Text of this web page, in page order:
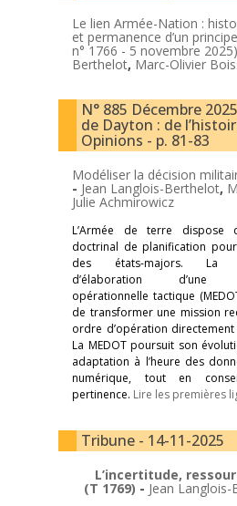
Le lien Armée-Nation :
et permanence d’un
n° 1766 - 5 novembre
Berthelot, Marc-Olivier
N° 885 Décembre
de Dayton : de
Opinions - p. 81-83
Modéliser la décision
- Jean Langlois-Berthelot,
Julie Achmirowicz
L’Armée de terre dispose
doctrinal de planification
des états-majors. La
d’élaboration d’une
opérationnelle tactique
de transformer une mission
ordre d’opération
La MEDOT poursuit son
adaptation à l’heure des
numérique, tout en
pertinence. Lire les premières
Tribune - 14-11-2025
L’incertitude,
(T 1769) - Jean